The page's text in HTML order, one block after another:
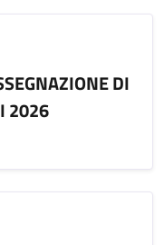
DI
2026